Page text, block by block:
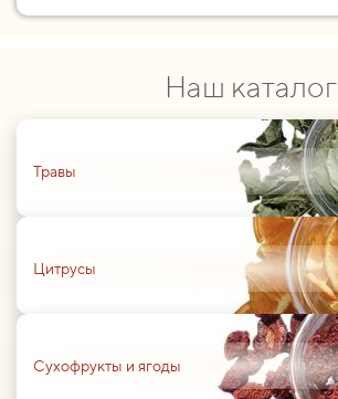
Наш каталог
Травы
Цитрусы
Сухофрукты и ягоды